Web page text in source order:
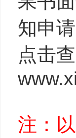
知申请
点击
注：